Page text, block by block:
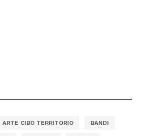
ARTE CIBO TERRITORIO BANDI